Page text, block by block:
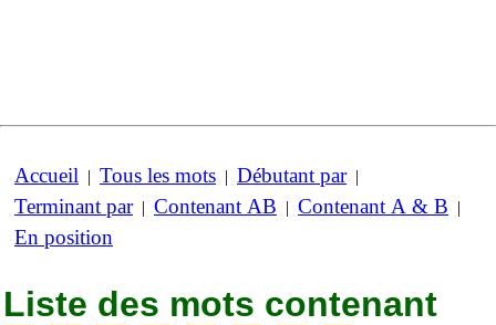
Accueil | Tous les mots | Débutant par|
Terminant par| Contenant AB | Contenant A & B |
En position
Liste des mots contenant